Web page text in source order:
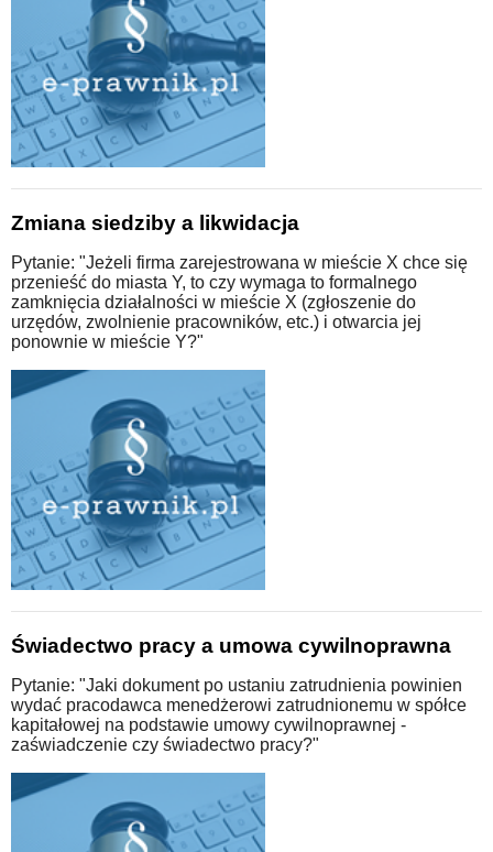
Zmiana siedziby a likwidacja
Pytanie: "Jeżeli firma zarejestrowana w mieście X chce się
przenieść do miasta Y, to czy wymaga to formalnego
zamknięcia działalności w mieście X (zgłoszenie do
urzędów, zwolnienie pracowników, etc.) i otwarcia jej
ponownie w mieście Y?"
Świadectwo pracy a umowa cywilnoprawna
Pytanie: "Jaki dokument po ustaniu zatrudnienia powinien
wydać pracodawca menedżerowi zatrudnionemu w spółce
kapitałowej na podstawie umowy cywilnoprawnej -
zaświadczenie czy świadectwo pracy?"